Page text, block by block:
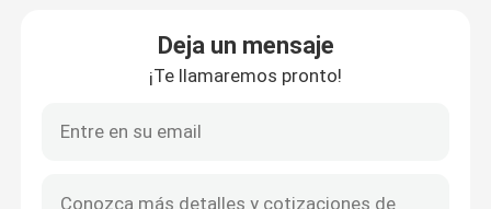
Deja un mensaje
¡Te llamaremos pronto!